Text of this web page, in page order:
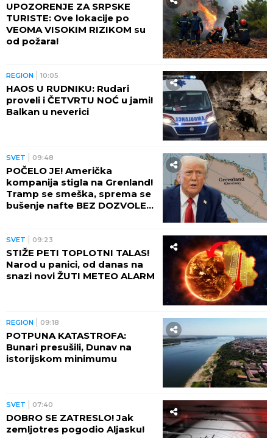
UPOZORENJE ZA SRPSKE
TURISTE: Ove lokacije po
VEOMA VISOKIM RIZIKOM su
od požara!
REGION 10:05
HAOS U RUDNIKU: Rudari
proveli i ČETVRTU NOĆ u jami!
Balkan u neverici
SVET 09:48
POČELO JE! Američka
kompanija stigla na Grenland!
Tramp se smeška, sprema se
bušenje nafte BEZ DOZVOLE
SVET 09:23
STIŽE PETI TOPLOTNI TALAS!
Narod u panici, od danas na
snazi novi ŽUTI METEO ALARM
REGION 09:18
POTPUNA KATASTROFA:
Bunari presušili, Dunav na
istorijskom minimumu
SVET 07:40
DOBRO SE ZATRESLO! Jak
zemljotres pogodio Aljasku!